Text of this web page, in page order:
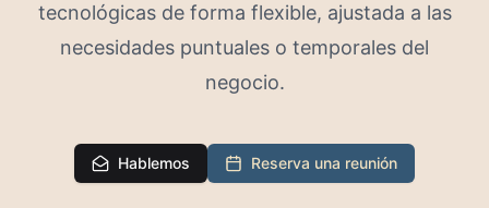
tecnológicas de forma flexible, ajustada a las
necesidades puntuales o temporales del
negocio.
Hablemos Reserva una reunión